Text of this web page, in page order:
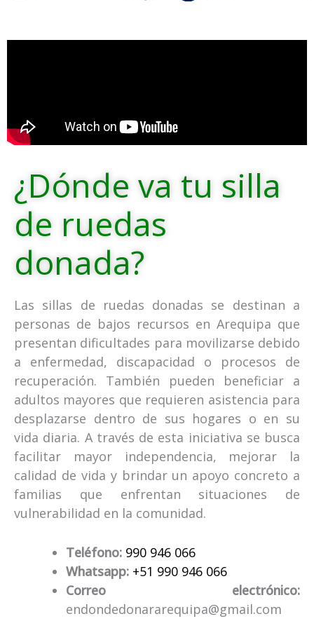
¿Dónde va tu silla
de ruedas
donada?
Las sillas de ruedas donadas se destinan a
personas de bajos recursos en Arequipa que
presentan dificultades para movilizarse debido
a enfermedad, discapacidad o procesos de
recuperación. También pueden beneficiar a
adultos mayores que requieren asistencia para
desplazarse dentro de sus hogares o en su
vida diaria. A través de esta iniciativa se busca
facilitar mayor independencia, mejorar la
calidad de vida y brindar un apoyo concreto a
familias que enfrentan situaciones de
vulnerabilidad en la comunidad.
Teléfono: 990 946 066
Whatsapp: +51 990 946 066
Correo electrónico:
endondedonararequipa@gmail.com